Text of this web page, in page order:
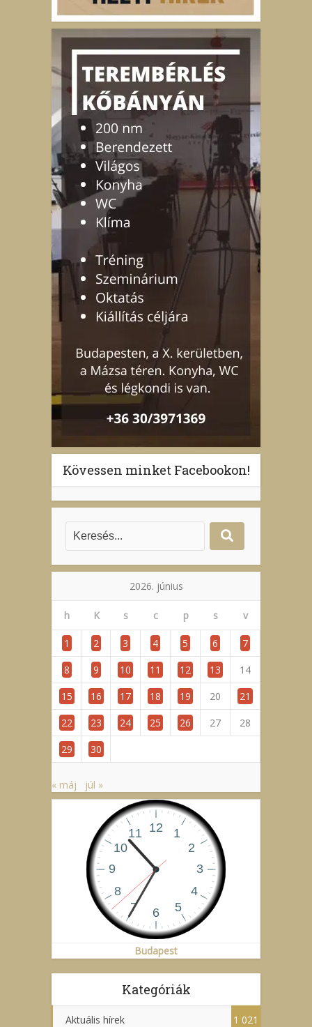
Kövessen minket Facebookon!
2026. június
h K s c p s v
1 2 3 4 5 6
7
8
9 10 11 12 13
14
15
16 17 18 19 20
21
22
23 24 25 26 27
28
29
30
« máj júl »
Budapest
Kategóriák
Aktuális hírek 1 021